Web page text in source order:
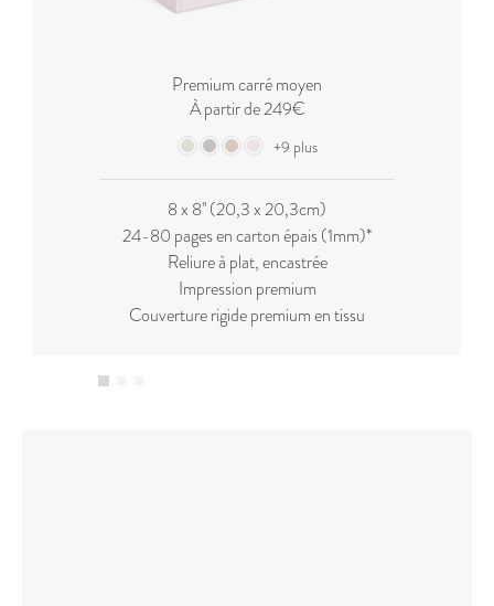
Premium carré moyen
À partir de 249€
+9 plus
8 x 8'' (20,3 x 20,3cm)
24-80 pages en carton épais (1mm)*
Reliure à plat, encastrée
Impression premium
Couverture rigide premium en tissu